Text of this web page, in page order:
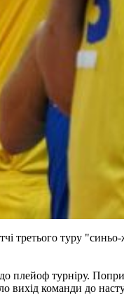
туру "синьо-
до плейоф турніру.
команди до